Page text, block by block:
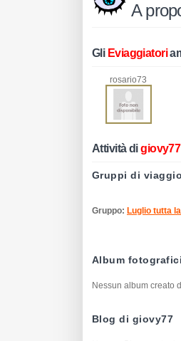
A
Gli Eviaggiatori
rosario73
Attività digiovy77
Gruppi di
Gruppo: Luglio tutta
Album
Nessun album creato
Blog di giovy77